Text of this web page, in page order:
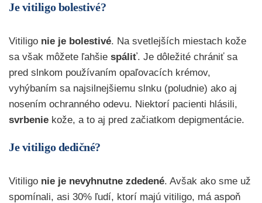
Je vitiligo bolestivé?
Vitiligo nie je bolestivé. Na svetlejších miestach kože
sa však môžete ľahšie spáliť. Je dôležité chrániť sa
pred slnkom používaním opaľovacích krémov,
vyhýbaním sa najsilnejšiemu slnku (poludnie) ako aj
nosením ochranného odevu. Niektorí pacienti hlásili,
svrbenie kože, a to aj pred začiatkom depigmentácie.
Je vitiligo dedičné?
Vitiligo nie je nevyhnutne zdedené. Avšak ako sme už
spomínali, asi 30% ľudí, ktorí majú vitiligo, má aspoň